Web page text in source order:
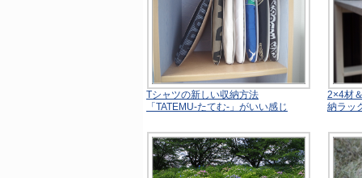
Tシャツの新しい収納方法
「TATEMU-たてむ-」がいい感じ
2×4材
納ラッ